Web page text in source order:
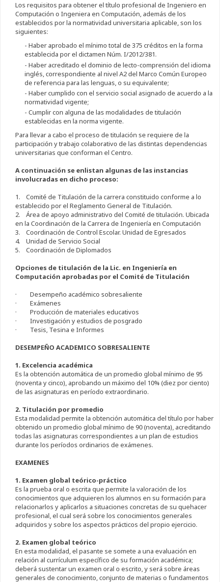
Los requisitos para obtener el título profesional de Ingeniero en
Computación o Ingeniera en Computación, además de los
establecidos por la normatividad universitaria aplicable, son los
siguientes:
- Haber aprobado el mínimo total de 375 créditos en la forma
establecida por el dictamen Núm. I/2012/381.
- Haber acreditado el dominio de lecto-comprensión del idioma
inglés, correspondiente al nivel A2 del Marco Común Europeo
de referencia para las lenguas, o su equivalente;
- Haber cumplido con el servicio social asignado de acuerdo a la
normatividad vigente;
- Cumplir con alguna de las modalidades de titulación
establecidas en la norma vigente.
Para llevar a cabo el proceso de titulación se requiere de la
participación y trabajo colaborativo de las distintas dependencias
universitarias que conforman el Centro.
A continuación se enlistan algunas de las instancias
involucradas en dicho proceso:
1. Comité de Titulación de la carrera constituido conforme a lo
establecido por el Reglamento General de Titulación.
2. Área de apoyo administrativo del Comité de titulación. Ubicada
en la Coordinación de la Carrera de Ingeniería en Computación
3. Coordinación de Control Escolar. Unidad de Egresados
4. Unidad de Servicio Social
5. Coordinación de Diplomados
Opciones de titulación de la Lic. en Ingeniería en
Computación aprobadas por el Comité de Titulación
· Desempeño académico sobresaliente
· Exámenes
· Producción de materiales educativos
· Investigación y estudios de posgrado
· Tesis, Tesina e Informes
DESEMPEÑO ACADEMICO SOBRESALIENTE
1. Excelencia académica
Es la obtención automática de un promedio global mínimo de 95
(noventa y cinco), aprobando un máximo del 10% (diez por ciento)
de las asignaturas en período extraordinario.
2. Titulación por promedio
Esta modalidad permite la obtención automática del título por haber
obtenido un promedio global mínimo de 90 (noventa), acreditando
todas las asignaturas correspondientes a un plan de estudios
durante los períodos ordinarios de exámenes.
EXAMENES
1. Examen global teórico-práctico
Es la prueba oral o escrita que permite la valoración de los
conocimientos que adquieren los alumnos en su formación para
relacionarlos y aplicarlos a situaciones concretas de su quehacer
profesional, el cual será sobre los conocimientos generales
adquiridos y sobre los aspectos prácticos del propio ejercicio.
2. Examen global teórico
En esta modalidad, el pasante se somete a una evaluación en
relación al currículum específico de su formación académica;
deberá sustentar un examen oral o escrito, y será sobre áreas
generales de conocimiento, conjunto de materias o fundamentos